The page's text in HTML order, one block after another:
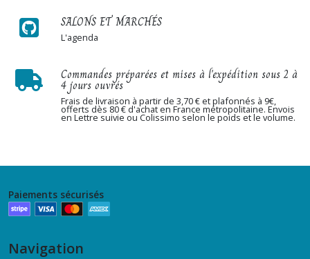
SALONS ET MARCHÉS
L'agenda
Commandes préparées et mises à l'expédition sous 2 à
4 jours ouvrés
Frais de livraison à partir de 3,70 € et plafonnés à 9€,
offerts dès 80 € d'achat en France métropolitaine. Envois
en Lettre suivie ou Colissimo selon le poids et le volume.
Paiements sécurisés
Navigation